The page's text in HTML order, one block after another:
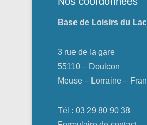
Base de Loisirs du
3 rue de la gare
55110 – Doulcon
Meuse – Lorraine –
Tél : 03 29 80 90 38